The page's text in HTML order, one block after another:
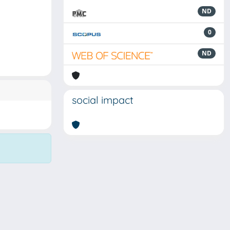
ND
0
ND
social impact